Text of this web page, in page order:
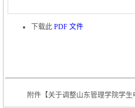
下载此 PDF 文件
附件【关于调整山东管理学院学